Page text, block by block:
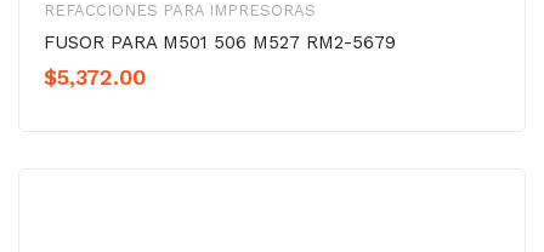
REFACCIONES PARA IMPRESORAS
FUSOR PARA M501 506 M527 RM2-5679
$5,372.00